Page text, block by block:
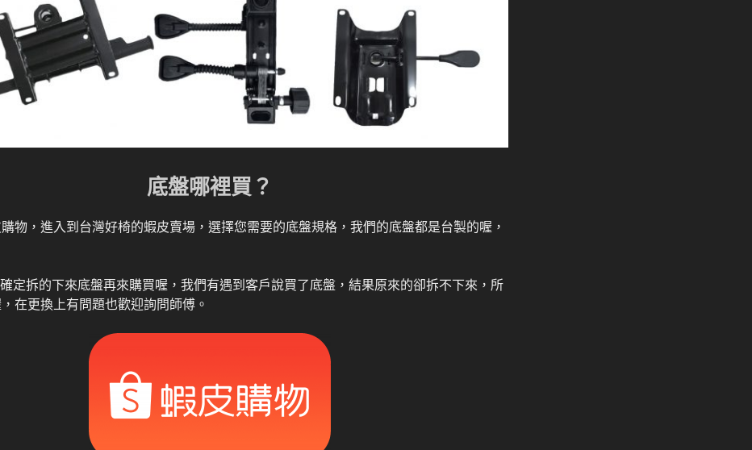
底盤哪裡買？
物，進入到台灣好椅的蝦皮賣場，選擇您需要的底盤規格，我們的底盤都是台製的喔，
定拆的下來底盤再來購買喔，我們有遇到客戶說買了底盤，結果原來的卻拆不下來，所
在更換上有問題也歡迎詢問師傅。